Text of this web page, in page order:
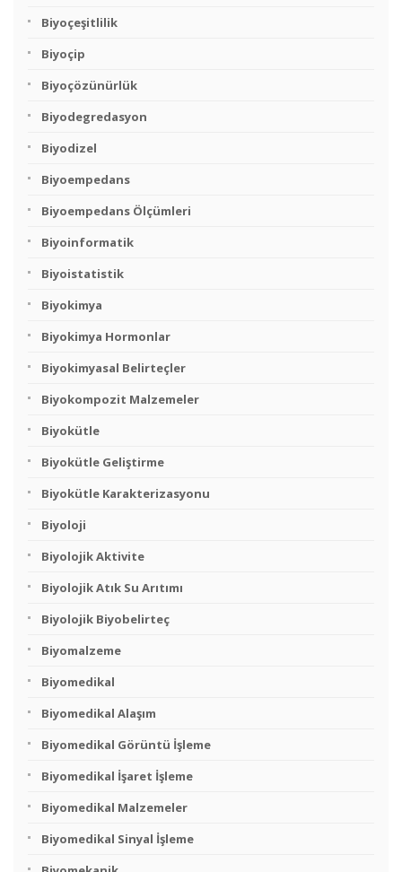
Biyoçeşitlilik
Biyoçip
Biyoçözünürlük
Biyodegredasyon
Biyodizel
Biyoempedans
Biyoempedans Ölçümleri
Biyoinformatik
Biyoistatistik
Biyokimya
Biyokimya Hormonlar
Biyokimyasal Belirteçler
Biyokompozit Malzemeler
Biyokütle
Biyokütle Geliştirme
Biyokütle Karakterizasyonu
Biyoloji
Biyolojik Aktivite
Biyolojik Atık Su Arıtımı
Biyolojik Biyobelirteç
Biyomalzeme
Biyomedikal
Biyomedikal Alaşım
Biyomedikal Görüntü İşleme
Biyomedikal İşaret İşleme
Biyomedikal Malzemeler
Biyomedikal Sinyal İşleme